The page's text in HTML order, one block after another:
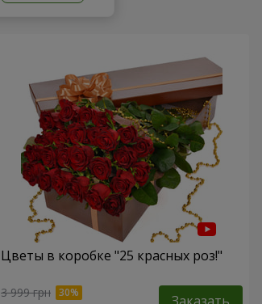
Цветы в коробке "25 красных роз!"
3 999 грн